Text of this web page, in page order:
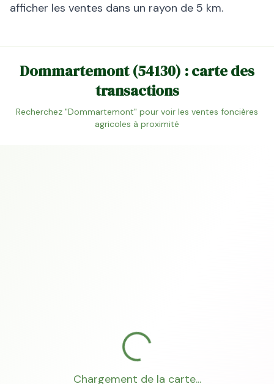
afficher les ventes dans un rayon de 5 km.
Dommartemont(54130) : carte des
transactions
Recherchez "Dommartemont" pour voir les ventes foncières
agricoles à proximité
Chargement de la carte...